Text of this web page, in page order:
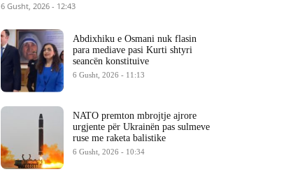
6 Gusht, 2026 - 12:43
Abdixhiku e Osmani nuk flasin
para mediave pasi Kurti shtyri
seancën konstituive
6 Gusht, 2026 - 11:13
NATO premton mbrojtje ajrore
urgjente për Ukrainën pas sulmeve
ruse me raketa balistike
6 Gusht, 2026 - 10:34